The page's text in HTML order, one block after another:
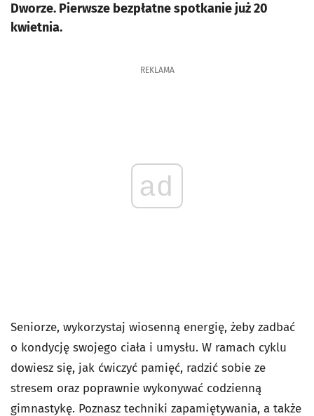
Dworze. Pierwsze bezpłatne spotkanie już 20
kwietnia.
REKLAMA
ad
Seniorze, wykorzystaj wiosenną energię, żeby zadbać
o kondycję swojego ciała i umysłu. W ramach cyklu
dowiesz się, jak ćwiczyć pamięć, radzić sobie ze
stresem oraz poprawnie wykonywać codzienną
gimnastykę. Poznasz techniki zapamiętywania, a także